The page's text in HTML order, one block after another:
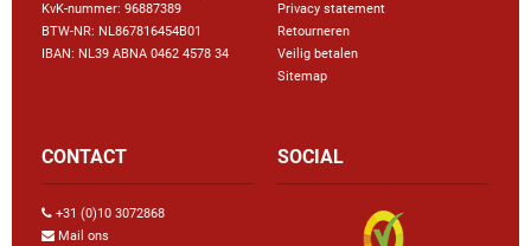
KvK-nummer: 96887389
BTW-NR: NL867816454B01
IBAN: NL39 ABNA 0462 4578 34
Privacy statement
Retourneren
Veilig betalen
Sitemap
CONTACT
+31 (0)10 3072868
Mail ons
SOCIAL